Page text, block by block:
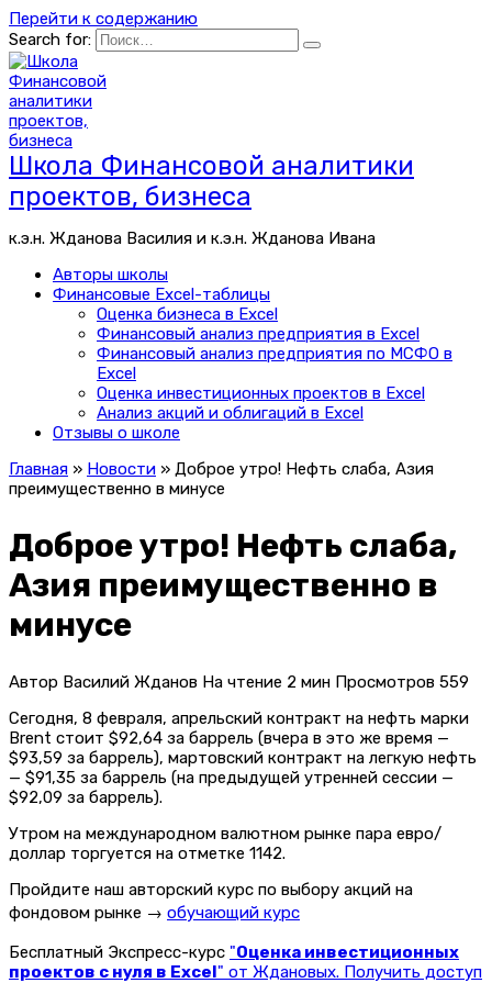
Перейти к содержанию
Search for:
Школа Финансовой аналитики
проектов, бизнеса
к.э.н. Жданова Василия и к.э.н. Жданова Ивана
Авторы школы
Финансовые Excel-таблицы
Оценка бизнеса в Excel
Финансовый анализ предприятия в Excel
Финансовый анализ предприятия по МСФО в
Excel
Оценка инвестиционных проектов в Excel
Анализ акций и облигаций в Excel
Отзывы о школе
Главная » Новости » Доброе утро! Нефть слаба, Азия
преимущественно в минусе
Доброе утро! Нефть слаба,
Азия преимущественно в
минусе
Автор Василий Жданов На чтение 2 мин Просмотров 559
Сегодня, 8 февраля, апрельский контракт на нефть марки
Brent стоит $92,64 за баррель (вчера в это же время —
$93,59 за баррель), мартовский контракт на легкую нефть
— $91,35 за баррель (на предыдущей утренней сессии —
$92,09 за баррель).
Утром на международном валютном рынке пара евро/
доллар торгуется на отметке 1142.
Пройдите наш авторский курс по выбору акций на
фондовом рынке → обучающий курс
Бесплатный Экспресс-курс "Оценка инвестиционных
проектов с нуля в Excel" от Ждановых. Получить доступ